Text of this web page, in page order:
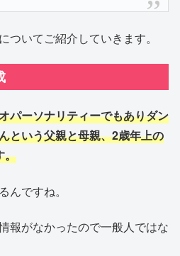
ついてご紹介していきます。
パーソナリティーでもありダン
という父親と母親、2歳年上の
。
んですね。
報がなかったので一般人ではな